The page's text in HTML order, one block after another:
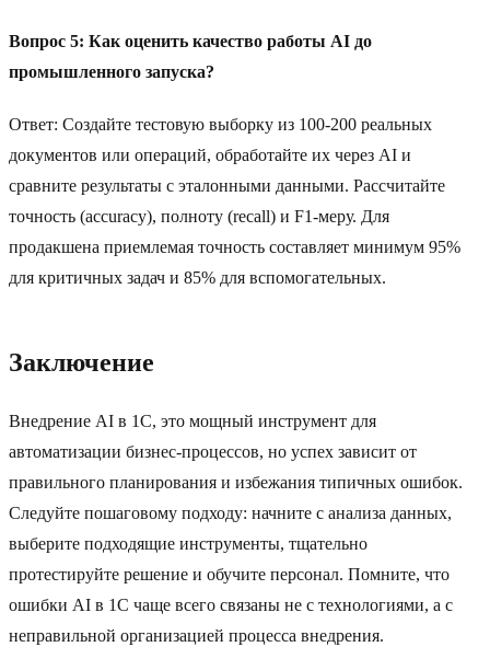
Вопрос 5: Как оценить качество работы AI до
промышленного запуска?
Ответ: Создайте тестовую выборку из 100-200 реальных
документов или операций, обработайте их через AI и
сравните результаты с эталонными данными. Рассчитайте
точность (accuracy), полноту (recall) и F1-меру. Для
продакшена приемлемая точность составляет минимум 95%
для критичных задач и 85% для вспомогательных.
Заключение
Внедрение AI в 1C, это мощный инструмент для
автоматизации бизнес-процессов, но успех зависит от
правильного планирования и избежания типичных ошибок.
Следуйте пошаговому подходу: начните с анализа данных,
выберите подходящие инструменты, тщательно
протестируйте решение и обучите персонал. Помните, что
ошибки AI в 1C чаще всего связаны не с технологиями, а с
неправильной организацией процесса внедрения.